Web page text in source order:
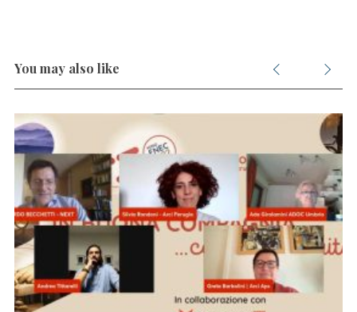
You may also like